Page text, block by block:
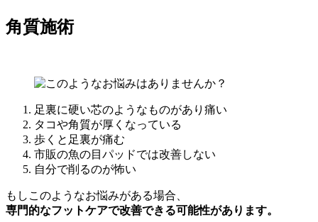
角質施術
足裏に硬い芯のようなものがあり痛い
タコや角質が厚くなっている
歩くと足裏が痛む
市販の魚の目パッドでは改善しない
自分で削るのが怖い
もしこのようなお悩みがある場合、
専門的なフットケアで改善できる可能性があります。